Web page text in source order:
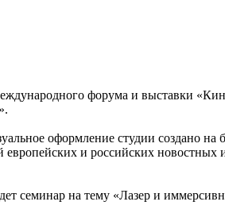
форума и выставки
оформление студии создано на
и российских новостных
семинар на тему «Лазер и